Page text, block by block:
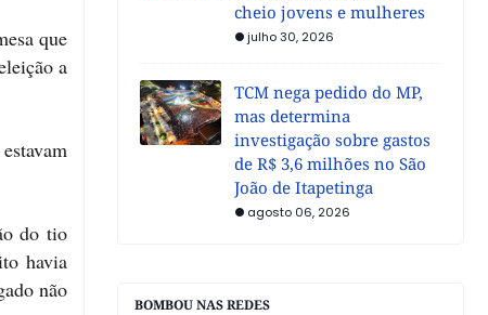
que
a
do tio
havia
não
cheio jovens e mulheres
julho 30, 2026
TCM nega pedido do MP,
mas determina
investigação sobre gastos
de R$ 3,6 milhões no São
João de Itapetinga
agosto 06, 2026
BOMBOU NAS REDES